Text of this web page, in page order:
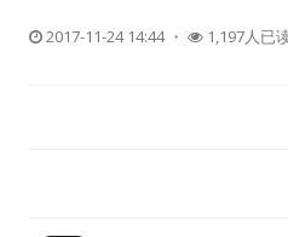
2017-11-24 14:44・ 1,197人已